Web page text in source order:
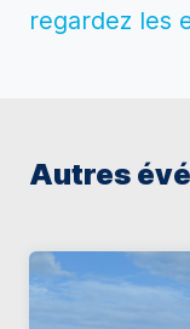
regardez les
Autres